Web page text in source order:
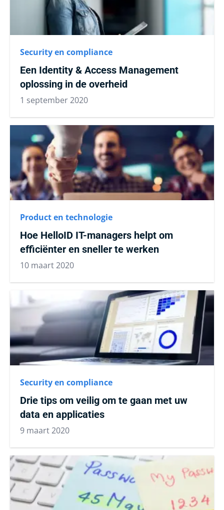
Security en compliance
Een Identity & Access Management
oplossing in de overheid
1 september 2020
Product en technologie
Hoe HelloID IT-managers helpt om
efficiënter en sneller te werken
10 maart 2020
Security en compliance
Drie tips om veilig om te gaan met uw
data en applicaties
9 maart 2020